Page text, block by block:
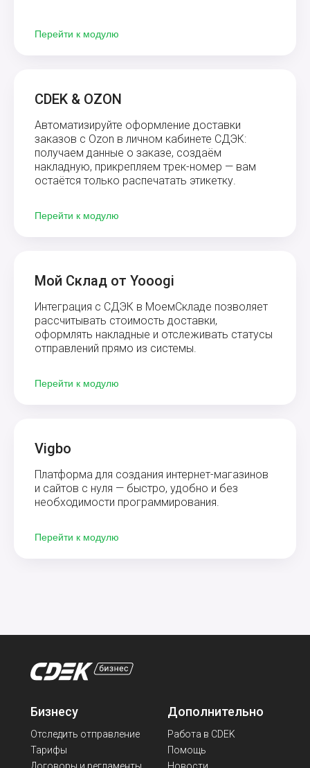
Перейти к модулю
CDEK & OZON
Автоматизируйте оформление доставки
заказов с Ozon в личном кабинете СДЭК:
получаем данные о заказе, создаём
накладную, прикрепляем трек-номер — вам
остаётся только распечатать этикетку.
Перейти к модулю
Мой Склад от Yooogi
Интеграция с СДЭК в МоемСкладе позволяет
рассчитывать стоимость доставки,
оформлять накладные и отслеживать статусы
отправлений прямо из системы.
Перейти к модулю
Vigbo
Платформа для создания интернет-магазинов
и сайтов с нуля — быстро, удобно и без
необходимости программирования.
Перейти к модулю
API-интеграция
откроет вам
следующие
возможности:
Это решение обеспечивает обмен данными
между интернет-магазином и системой СДЭК
через внутренний API-протокол. СДЭК
предоставляет готовый механизм для приёма
Документация
Бизнесу Дополнительно
Отследить отправление
Тарифы
Работа в CDEK
Помощь